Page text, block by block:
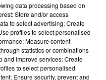
data processing based on
Store and/or access
to select advertising; Create
profiles to select personalised
Measure content
statistics or combinations
and improve services; Create
to select personalised
Ensure security, prevent and